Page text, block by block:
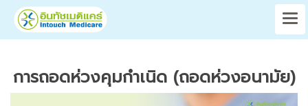
การถอดห่วงคุมกำเนิด (ถอดห่วงอนามัย)